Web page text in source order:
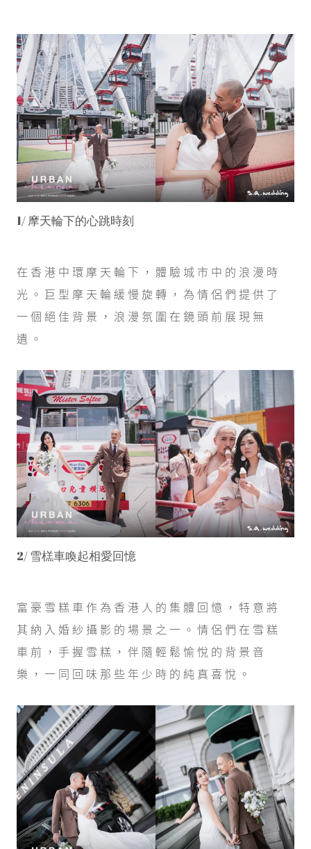
1/ 摩天輪下的心跳時刻
在香港中環摩天輪下，體驗城市中的浪漫時
光。巨型摩天輪緩慢旋轉，為情侶們提供了
一個絕佳背景，浪漫氛圍在鏡頭前展現無
遺。
2/ 雪榚車喚起相愛回憶
富豪雪糕車作為香港人的集體回憶，特意將
其納入婚紗攝影的場景之一。情侶們在雪糕
車前，手握雪糕，伴隨輕鬆愉悅的背景音
樂，一同回味那些年少時的純真喜悅。